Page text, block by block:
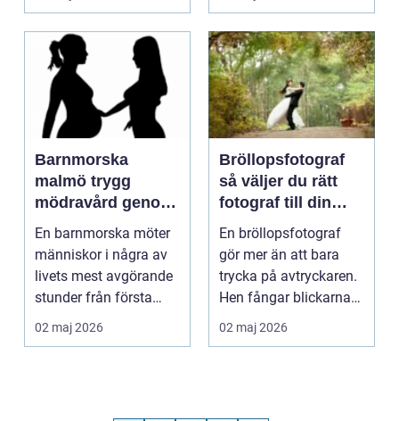
Barnmorska
malmö trygg
mödravård genom
hela livet
En barnmorska möter
människor i några av
livets mest avgörande
stunder från första
funderingen krin...
02 maj 2026
Bröllopsfotograf
så väljer du rätt
fotograf till din
stora dag
En bröllopsfotograf
gör mer än att bara
trycka på avtryckaren.
Hen fångar blickarna
ni ger varandra,...
02 maj 2026